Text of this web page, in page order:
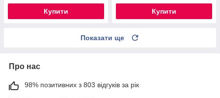
Купити Купити
Показати ще
Про нас
98% позитивних з 803 відгуків за рік